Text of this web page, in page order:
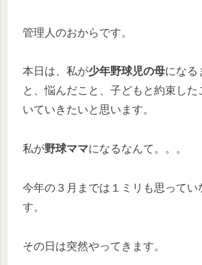
管理人のおからです。
本日は、私が少年野球児の母になる
と、悩んだこと、子どもと約束した
いていきたいと思います。
私が野球ママになるなんて。。。
今年の３月までは１ミリも思ってい
す。
その日は突然やってきます。